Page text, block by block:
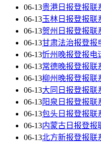
06-13贵港日报登报联
06-13玉林日报登报联
06-13贺州日报登报联
06-13甘肃法治报登报
06-13忻州晚报登报电
06-13常德晚报登报联
06-13柳州晚报登报联
06-13大同日报登报联
06-13阳泉日报登报联
06-13包头日报登报联
06-13内蒙古日报登报
06-13北方新报登报联